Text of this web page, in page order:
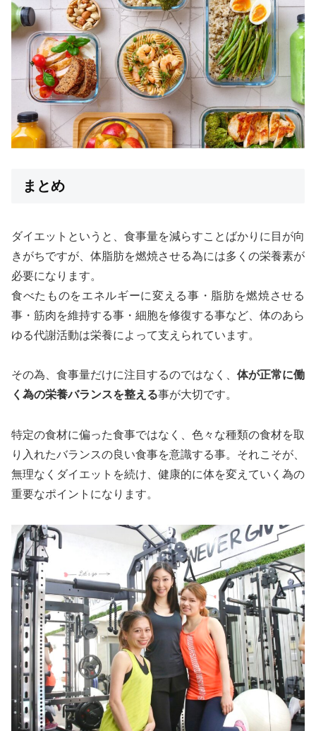
まとめ
ダイエットというと、食事量を減らすことばかりに目が向
きがちですが、体脂肪を燃焼させる為には多くの栄養素が
必要になります。
食べたものをエネルギーに変える事・脂肪を燃焼させる
事・筋肉を維持する事・細胞を修復する事など、体のあら
ゆる代謝活動は栄養によって支えられています。
その為、食事量だけに注目するのではなく、 体が正常に働
く為の栄養バランスを整える事が大切です。
特定の食材に偏った食事ではなく、色々な種類の食材を取
り入れたバランスの良い食事を意識する事。それこそが、
無理なくダイエットを続け、健康的に体を変えていく為の
重要なポイントになります。